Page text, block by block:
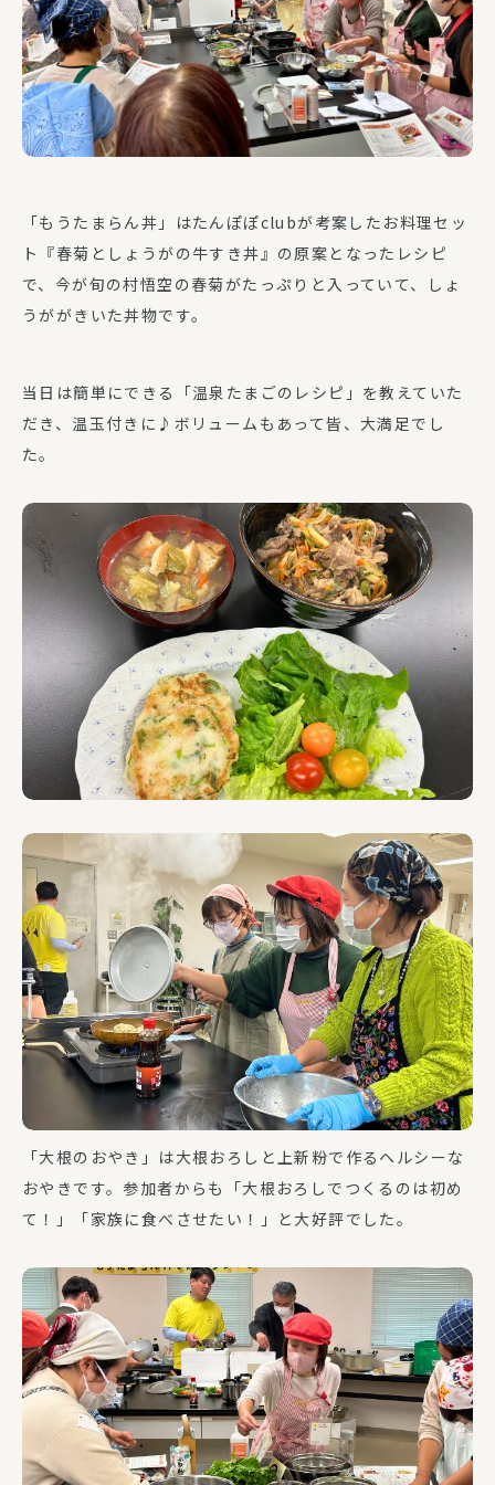
「もうたまらん丼」はたんぽぽclubが考案したお料理セッ
ト『春菊としょうがの牛すき丼』の原案となったレシピ
で、今が旬の村悟空の春菊がたっぷりと入っていて、しょ
うががきいた丼物です。
当日は簡単にできる「温泉たまごのレシピ」を教えていた
だき、温玉付きに♪ボリュームもあって皆、大満足でし
た。
「大根のおやき」は大根おろしと上新粉で作るヘルシーな
おやきです。参加者からも「大根おろしでつくるのは初め
て！」「家族に食べさせたい！」と大好評でした。